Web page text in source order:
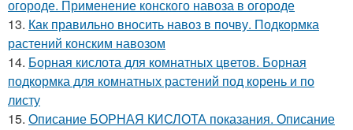
огороде. Применение конского навоза в огороде
13. Как правильно вносить навоз в почву. Подкормка
растений конским навозом
14. Борная кислота для комнатных цветов. Борная
подкормка для комнатных растений под корень и по
листу
15. Описание БОРНАЯ КИСЛОТА показания. Описание